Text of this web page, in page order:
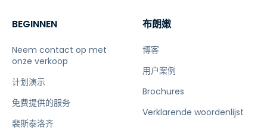
BEGINNEN
Neem contact op met
onze verkoop
计划演示
免费提供的服务
裴斯泰洛齐
布朗嫩
博客
用户案例
Brochures
Verklarende woordenlijst